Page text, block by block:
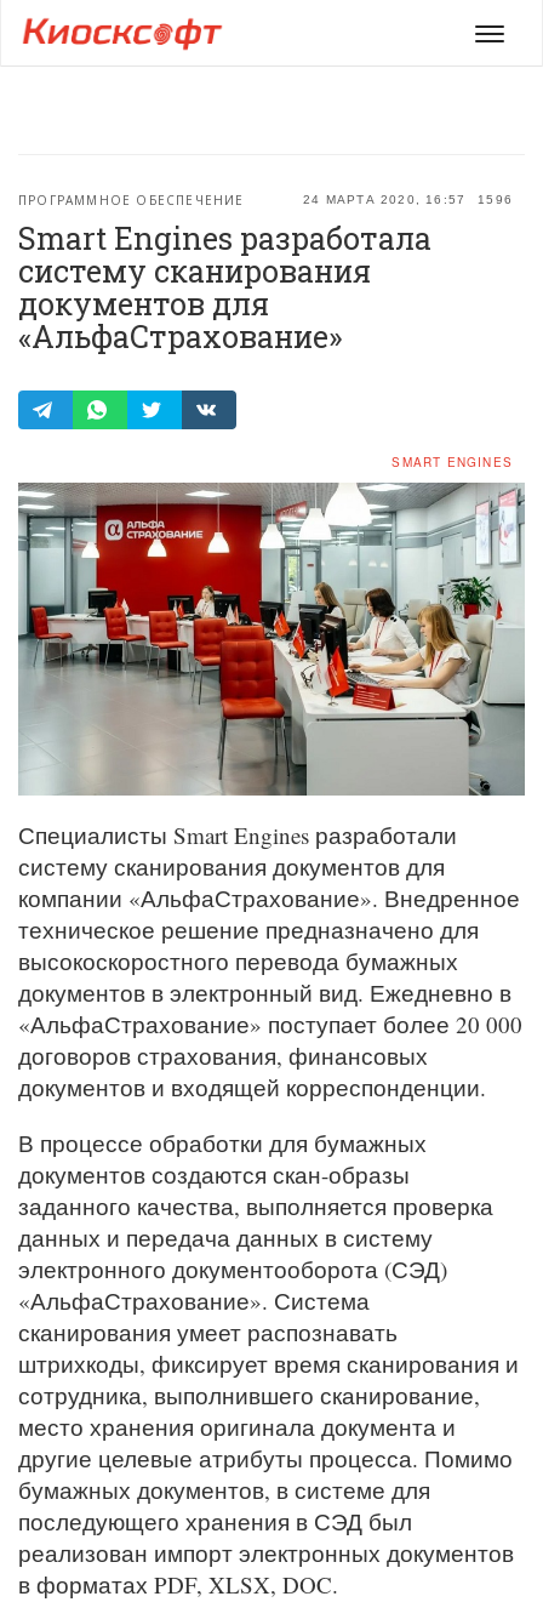
Меню
24 МАРТА 2020, 16:57 1596
ПРОГРАММНОЕ ОБЕСПЕЧЕНИЕ
Smart Engines разработала
систему сканирования
документов для
«АльфаСтрахование»
SMART ENGINES
Специалисты Smart Engines разработали
систему сканирования документов для
компании «АльфаСтрахование». Внедренное
техническое решение предназначено для
высокоскоростного перевода бумажных
документов в электронный вид. Ежедневно в
«АльфаСтрахование» поступает более 20 000
договоров страхования, финансовых
документов и входящей корреспонденции.
В процессе обработки для бумажных
документов создаются скан-образы
заданного качества, выполняется проверка
данных и передача данных в систему
электронного документооборота (СЭД)
«АльфаСтрахование». Система
сканирования умеет распознавать
штрихкоды, фиксирует время сканирования и
сотрудника, выполнившего сканирование,
место хранения оригинала документа и
другие целевые атрибуты процесса. Помимо
бумажных документов, в системе для
последующего хранения в СЭД был
реализован импорт электронных документов
в форматах PDF, XLSX, DOC.